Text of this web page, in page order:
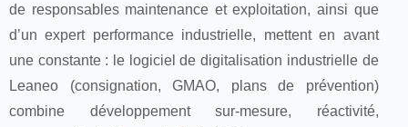
de responsables maintenance et exploitation, ainsi que
d’un expert performance industrielle, mettent en avant
une constante : le logiciel de digitalisation industrielle de
Leaneo (consignation, GMAO, plans de prévention)
combine développement sur-mesure, réactivité,